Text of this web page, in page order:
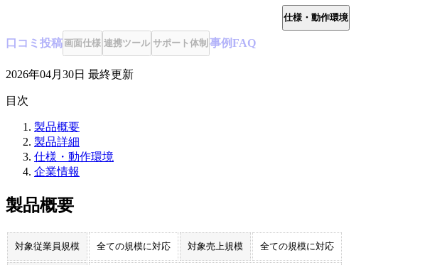
仕様・動作環境
口コミ 投稿画面仕様 連携ツール サポート体制 事例FAQ
2026年04月30日 最終更新
目次
製品概要
製品詳細
仕様・動作環境
企業情報
製品概要
対象従業員規模 全ての規模に対応 対象売上規模 全ての規模に対応